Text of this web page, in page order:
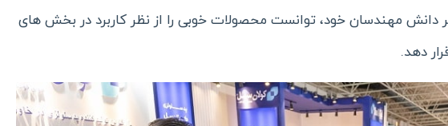
دانش مهندسان خود، توانست محصولات خوبی را از نظر کاربرد در بخش های
دهد.